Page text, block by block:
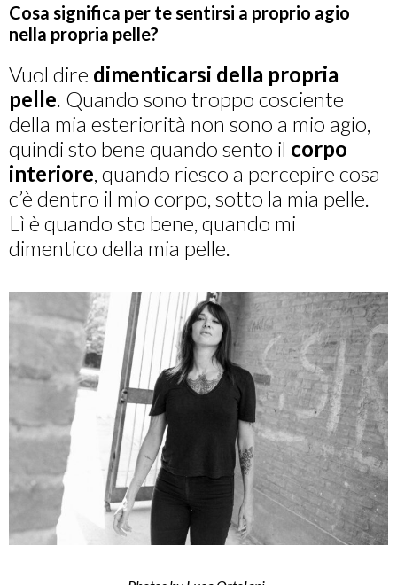
Cosa significa per te sentirsi a proprio agio
nella propria pelle?
Vuol dire dimenticarsi della propria
pelle. Quando sono troppo cosciente
della mia esteriorità non sono a mio agio,
quindi sto bene quando sento il corpo
interiore, quando riesco a percepire cosa
c’è dentro il mio corpo, sotto la mia pelle.
Lì è quando sto bene, quando mi
dimentico della mia pelle.